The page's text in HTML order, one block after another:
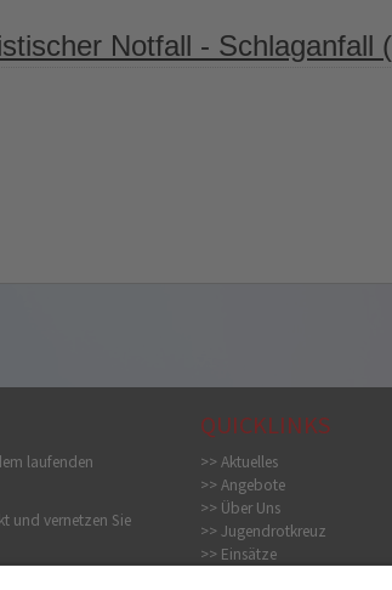
Notfall - Schlaganfall
laufenden
und vernetzen Sie
QUICKLINKS
>> Aktuelles
>> Angebote
>> Über Uns
>> Jugendrotkreuz
>> Einsätze